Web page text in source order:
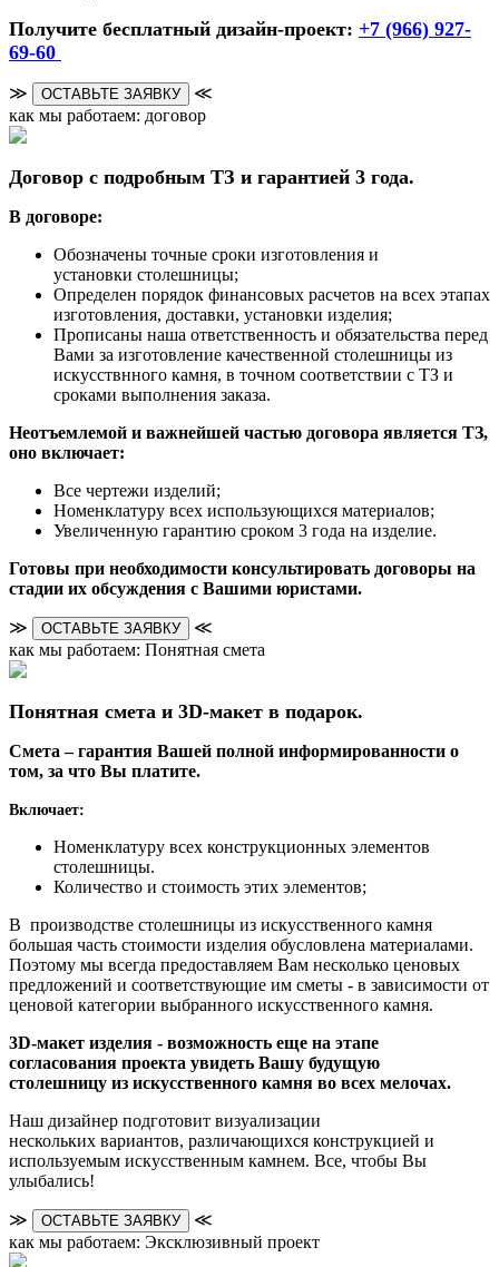
Получите бесплатный дизайн-проект: +7 (966) 927-
69-60
≫ ОСТАВЬТЕ ЗАЯВКУ
≪
как мы работаем: договор
Договор с подробным ТЗ и гарантией 3 года.
В договоре:
Обозначены точные сроки изготовления и
установки столешницы;
Определен порядок финансовых расчетов на всех этапах
изготовления, доставки, установки изделия;
Прописаны наша ответственность и обязательства перед
Вами за изготовление качественной столешницы из
искусствнного камня, в точном соответствии с ТЗ и
сроками выполнения заказа.
Неотъемлемой и важнейшей частью договора является ТЗ,
оно включает:
Все чертежи изделий;
Номенклатуру всех использующихся материалов;
Увеличенную гарантию сроком 3 года на изделие.
Готовы при необходимости консультировать договоры на
стадии их обсуждения с Вашими юристами.
≫ ОСТАВЬТЕ ЗАЯВКУ
≪
как мы работаем: Понятная смета
Понятная смета и 3D-макет в подарок.
Смета – гарантия Вашей полной информированности о
том, за что Вы платите.
Включает:
Номенклатуру всех конструкционных элементов
столешницы.
Количество и стоимость этих элементов;
В производстве столешницы из искусственного камня
большая часть стоимости изделия обусловлена материалами.
Поэтому мы всегда предоставляем Вам несколько ценовых
предложений и соответствующие им сметы - в зависимости от
ценовой категории выбранного искусственного камня.
3D-макет изделия - возможность еще на этапе
согласования проекта увидеть Вашу будущую
столешницу из искусственного камня во всех мелочах.
Наш дизайнер подготовит визуализации
нескольких вариантов, различающихся конструкцией и
используемым искусственным камнем. Все, чтобы Вы
улыбались!
≫ ОСТАВЬТЕ ЗАЯВКУ
≪
как мы работаем: Эксклюзивный проект